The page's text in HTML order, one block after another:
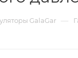
GalaGar —